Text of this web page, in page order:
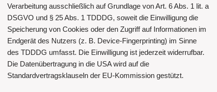
Verarbeitung ausschließlich auf Grundlage von Art. 6 Abs. 1 lit. a
DSGVO und § 25 Abs. 1 TDDDG, soweit die Einwilligung die
Speicherung von Cookies oder den Zugriff auf Informationen im
Endgerät des Nutzers (z. B. Device-Fingerprinting) im Sinne
des TDDDG umfasst. Die Einwilligung ist jederzeit widerrufbar.
Die Datenübertragung in die USA wird auf die
Standardvertragsklauseln der EU-Kommission gestützt.